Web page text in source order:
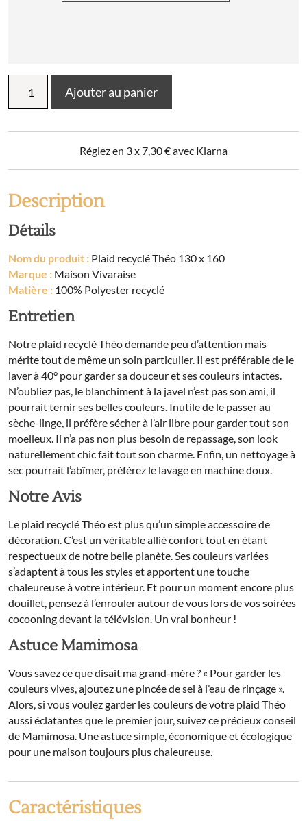
Plaid
x
Ajouter au panier
Réglez en 3 x7,30€avec Klarna
Description
Détails
Nom du produit : Plaid recyclé Théo 130 x 160
Marque : Maison Vivaraise
Matière : 100% Polyester recyclé
Entretien
Notre plaid recyclé Théo demande peu d’attention mais
mérite tout de même un soin particulier. Il est préférable de le
laver à 40° pour garder sa douceur et ses couleurs intactes.
N’oubliez pas, le blanchiment à la javel n’est pas son ami, il
pourrait ternir ses belles couleurs. Inutile de le passer au
sèche-linge, il préfère sécher à l’air libre pour garder tout son
moelleux. Il n’a pas non plus besoin de repassage, son look
naturellement chic fait tout son charme. Enfin, un nettoyage à
sec pourrait l’abîmer, préférez le lavage en machine doux.
Notre Avis
Le plaid recyclé Théo est plus qu’un simple accessoire de
décoration. C’est un véritable allié confort tout en étant
respectueux de notre belle planète. Ses couleurs variées
s’adaptent à tous les styles et apportent une touche
chaleureuse à votre intérieur. Et pour un moment encore plus
douillet, pensez à l’enrouler autour de vous lors de vos soirées
cocooning devant la télévision. Un vrai bonheur !
Astuce Mamimosa
Vous savez ce que disait ma grand-mère ? « Pour garder les
couleurs vives, ajoutez une pincée de sel à l’eau de rinçage ».
Alors, si vous voulez garder les couleurs de votre plaid Théo
aussi éclatantes que le premier jour, suivez ce précieux conseil
de Mamimosa. Une astuce simple, économique et écologique
pour une maison toujours plus chaleureuse.
Caractéristiques